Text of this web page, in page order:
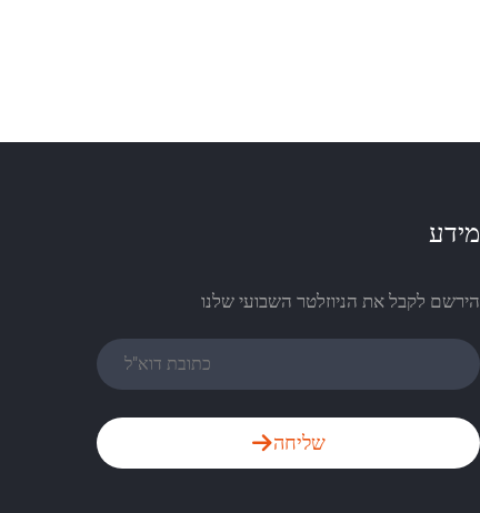
מידע
הירשם לקבל את הניוזלטר השבועי שלנו
שליחה